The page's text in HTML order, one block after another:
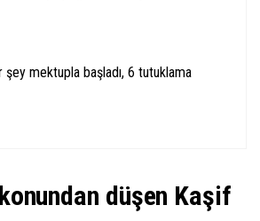
şey mektupla başladı, 6 tutuklama
düşen Kaşif